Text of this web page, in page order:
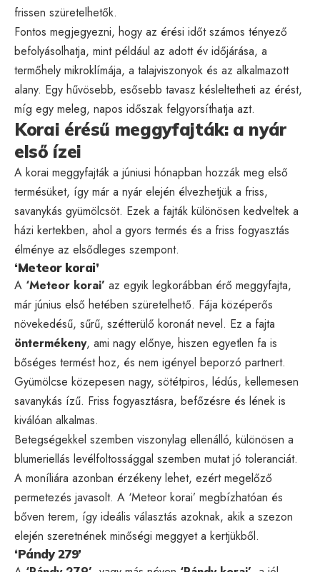
frissen szüretelhetők.
Fontos megjegyezni, hogy az érési időt számos tényező
befolyásolhatja, mint például az adott év időjárása, a
termőhely mikroklímája, a talajviszonyok és az alkalmazott
alany. Egy hűvösebb, esősebb tavasz késleltetheti az érést,
míg egy meleg, napos időszak felgyorsíthatja azt.
Korai érésű meggyfajták: a nyár
első ízei
A korai meggyfajták a júniusi hónapban hozzák meg első
termésüket, így már a nyár elején élvezhetjük a friss,
savanykás gyümölcsöt. Ezek a fajták különösen kedveltek a
házi kertekben, ahol a gyors termés és a friss fogyasztás
élménye az elsődleges szempont.
‘Meteor korai’
A ‘Meteor korai’ az egyik legkorábban érő meggyfajta,
már június első hetében szüretelhető. Fája középerős
növekedésű, sűrű, szétterülő koronát nevel. Ez a fajta
öntermékeny, ami nagy előnye, hiszen egyetlen fa is
bőséges termést hoz, és nem igényel beporzó partnert.
Gyümölcse közepesen nagy, sötétpiros, lédús, kellemesen
savanykás ízű. Friss fogyasztásra, befőzésre és lének is
kiválóan alkalmas.
Betegségekkel szemben viszonylag ellenálló, különösen a
blumeriellás levélfoltossággal szemben mutat jó toleranciát.
A moníliára azonban érzékeny lehet, ezért megelőző
permetezés javasolt. A ‘Meteor korai’ megbízhatóan és
bőven terem, így ideális választás azoknak, akik a szezon
elején szeretnének minőségi meggyet a kertjükből.
‘Pándy 279’